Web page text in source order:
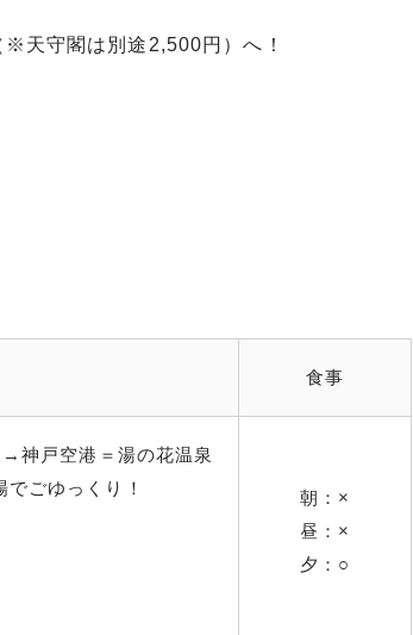
天守閣は別途2,500円）へ！
食事
神戸空港＝湯の花温泉
ごゆっくり！
朝：×
昼：×
夕：○